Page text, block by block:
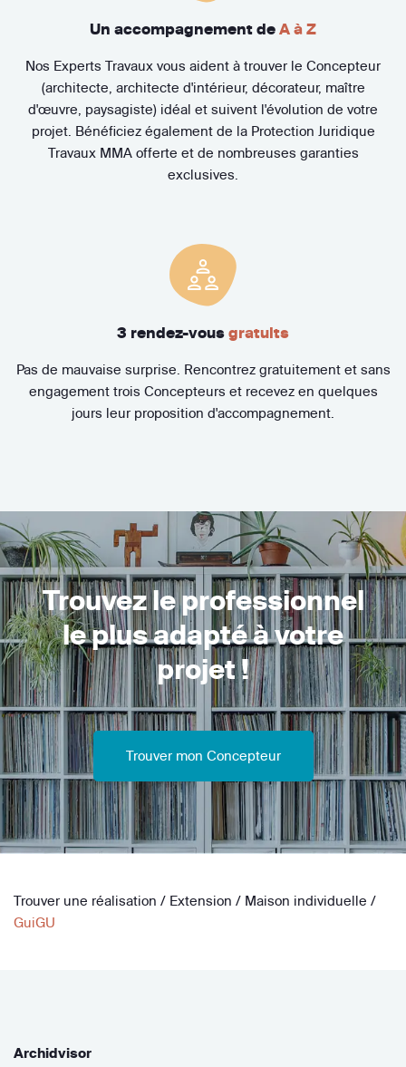
Un accompagnement de A à Z
Nos Experts Travaux vous aident à trouver le Concepteur
(architecte, architecte d'intérieur, décorateur, maître
d'œuvre, paysagiste) idéal et suivent l'évolution de votre
projet. Bénéficiez également de la Protection Juridique
Travaux MMA offerte et de nombreuses garanties
exclusives.
3 rendez-vous gratuits
Pas de mauvaise surprise. Rencontrez gratuitement et sans
engagement trois Concepteurs et recevez en quelques
jours leur proposition d'accompagnement.
Trouvez le professionnel
le plus adapté à votre
projet !
Trouver mon Concepteur
Trouver une réalisation / Extension / Maison individuelle /
GuiGU
Archidvisor